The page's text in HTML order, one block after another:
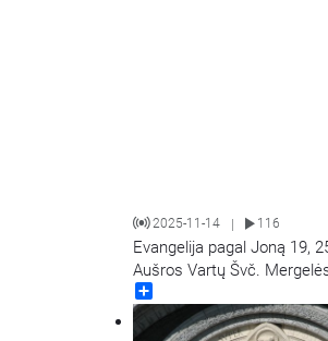
2025-11-14 | 116
Evangelija pagal Joną 19,
Aušros Vartų Švč.